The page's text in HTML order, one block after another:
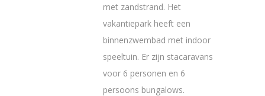
met zandstrand. Het
vakantiepark heeft een
binnenzwembad met indoor
speeltuin. Er zijn stacaravans
voor 6 personen en 6
persoons bungalows.